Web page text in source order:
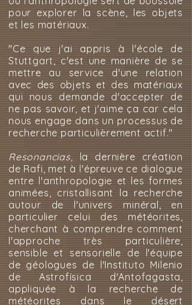
pour explorer la scène, les objets
et les matériaux.
"Ce que j'ai appris à l'école de
Stuttgart, c'est une manière de se
mettre au service d'une relation
avec des objets et des matériaux
qui nous demande d'accepter de
ne pas savoir, et j'aime ça car cela
nous engage dans un processus de
recherche particulièrement actif."
Resonancias, la dernière création
de Rafi, met à l'épreuve ce dialogue
entre l'anthropologie et les formes
animées, cristallisant la recherche
autour de l'univers minéral, en
particulier celui des météorites,
cherchant à comprendre comment
l'approche très particulière,
sensible et sensorielle de l'équipe
de géologues de l'Instituto Milenio
de Astrofísica d'Antofagasta,
appliquée à la recherche de
météorites dans le désert